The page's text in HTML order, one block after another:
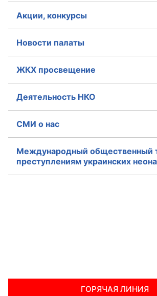
Рекомендации
Порядок работы ЦОН
УСТАВ ГКУ “АППАРАТ ОП КО”
Акции, конкурсы
Новости палаты
ЖКХ просвещение
Деятельность НКО
СМИ о нас
Международный общественный
преступлениям украинских
ГОРЯЧАЯ ЛИНИЯ